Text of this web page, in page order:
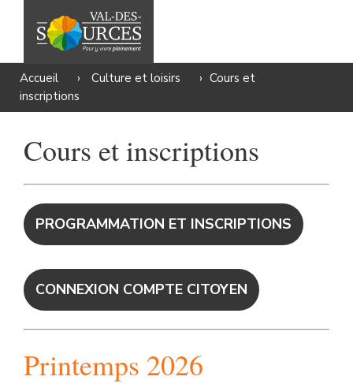
Accueil › Culture et loisirs › Cours et
inscriptions
Cours et inscriptions
PROGRAMMATION ET INSCRIPTIONS
CONNEXION COMPTE CITOYEN
Printemps 2026